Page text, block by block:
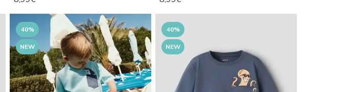
40%
NEW
40%
NEW